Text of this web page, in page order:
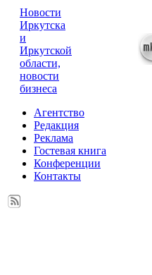
Новости
Иркутска
и
Иркутской
области,
новости
бизнеса
Агентство
Редакция
Реклама
Гостевая книга
Конференции
Контакты